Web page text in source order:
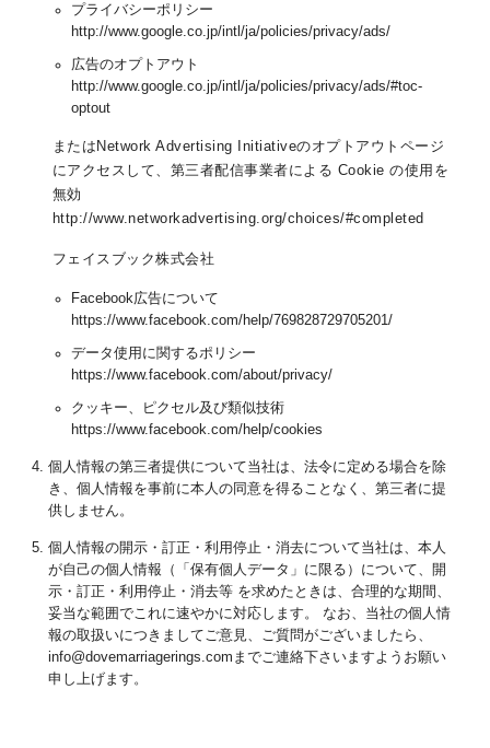
プライバシーポリシー
http://www.google.co.jp/intl/ja/policies/privacy/ads/
広告のオプトアウト
http://www.google.co.jp/intl/ja/policies/privacy/ads/#toc-
optout
またはNetwork Advertising Initiativeのオプトアウトページ
にアクセスして、第三者配信事業者による Cookie の使用を
無効
http://www.networkadvertising.org/choices/#completed
フェイスブック株式会社
Facebook広告について
https://www.facebook.com/help/769828729705201/
データ使用に関するポリシー
https://www.facebook.com/about/privacy/
クッキー、ピクセル及び類似技術
https://www.facebook.com/help/cookies
個人情報の第三者提供について当社は、法令に定める場合を除
き、個人情報を事前に本人の同意を得ることなく、第三者に提
供しません。
個人情報の開示・訂正・利用停止・消去について当社は、本人
が自己の個人情報（「保有個人データ」に限る）について、開
示・訂正・利用停止・消去等 を求めたときは、合理的な期間、
妥当な範囲でこれに速やかに対応します。 なお、当社の個人情
報の取扱いにつきましてご意見、ご質問がございましたら、
info@dovemarriagerings.comまでご連絡下さいますようお願い
申し上げます。